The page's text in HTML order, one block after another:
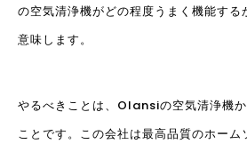
の空気清浄機がどの程度うまく機能する
意味します。
やるべきことは、Olansiの空気清浄機
ことです。この会社は最高品質のホーム